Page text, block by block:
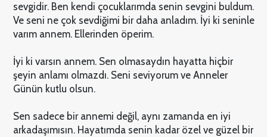
sevgidir. Ben kendi çocuklarımda senin sevgini buldum.
Ve seni ne çok sevdiğimi bir daha anladım. İyi ki seninle
varım annem. Ellerinden öperim.
İyi ki varsın annem. Sen olmasaydın hayatta hiçbir
şeyin anlamı olmazdı. Seni seviyorum ve Anneler
Günün kutlu olsun.
Sen sadece bir annemi değil, aynı zamanda en iyi
arkadaşımısın. Hayatımda senin kadar özel ve güzel bir